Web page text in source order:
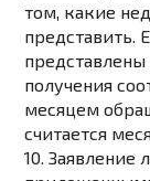
том, какие
представить.
представлены
получения
месяцем
считается
10. Заявление